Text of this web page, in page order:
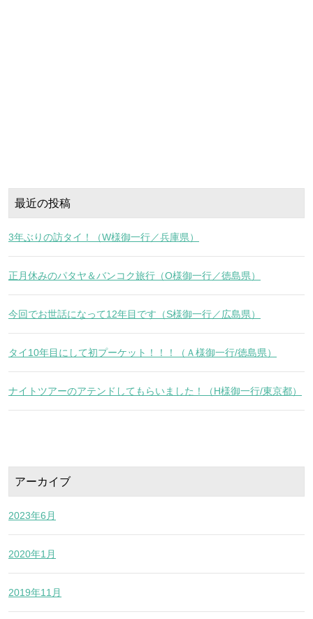
最近の投稿
3年ぶりの訪タイ！（W様御一行／兵庫県）
正月休みのパタヤ＆バンコク旅行（O様御一行／徳島県）
今回でお世話になって12年目です（S様御一行／広島県）
タイ10年目にして初プーケット！！！（Ａ様御一行/徳島県）
ナイトツアーのアテンドしてもらいました！（H様御一行/東京都）
アーカイブ
2023年6月
2020年1月
2019年11月